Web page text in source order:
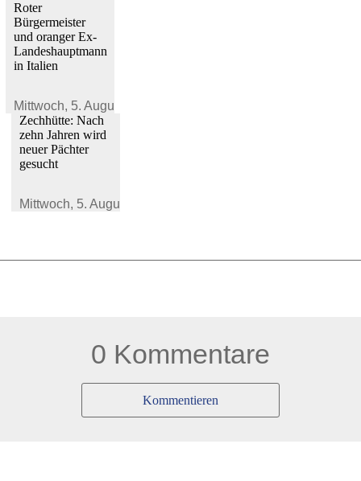
Roter
Bürgermeister
und oranger Ex-
Landeshauptmann
in Italien
Mittwoch, 5. August 2026
Zechhütte: Nach
zehn Jahren wird
neuer Pächter
gesucht
Mittwoch, 5. August 2026
0 Kommentare
Kommentieren